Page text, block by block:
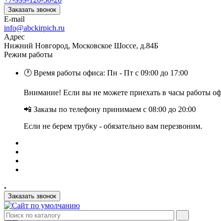
Заказать звонок
E-mail
info@abckirpich.ru
Адрес
Нижний Новгород, Московское Шоссе, д.84Б
Режим работы
🕐 Время работы офиса: Пн - Пт с 09:00 до 17:00
Внимание! Если вы не можете приехать в часы работы
📲 Заказы по телефону принимаем с 08:00 до 20:00
Если не берем трубку - обязательно вам перезвоним.
Заказать звонок